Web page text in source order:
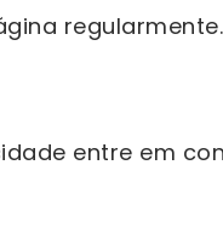
regularmente.
entre em